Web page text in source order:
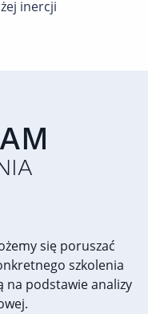
inercji
się poruszać
szkolenia
na podstawie analizy